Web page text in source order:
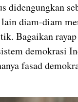
didengungkan
lain diam-diam
Bagaikan rayap
demokrasi
fasad